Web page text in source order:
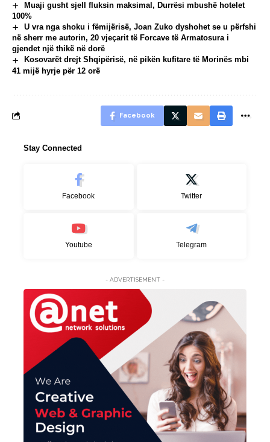
Muaji gusht sjell fluksin maksimal, Durrësi mbushë hotelet
100%
U vra nga shoku i fëmijërisë, Joan Zuko dyshohet se u përfshi
në sherr me autorin, 20 vjeçarit të Forcave të Armatosura i
gjendet një thikë në dorë
Kosovarët drejt Shqipërisë, në pikën kufitare të Morinës mbi
41 mijë hyrje për 12 orë
Facebook
Stay Connected
Facebook Twitter
Youtube Telegram
- ADVERTISEMENT -